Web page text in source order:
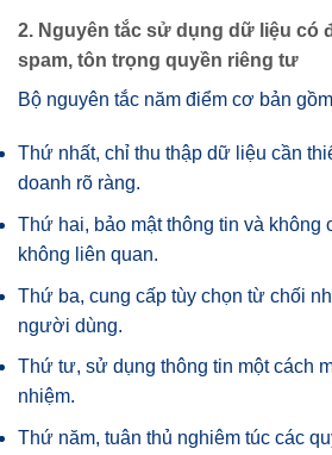
2. Nguyên tắc sử dụng dữ liệu có
spam, tôn trọng quyền riêng tư
Bộ nguyên tắc năm điểm cơ bản
Thứ nhất, chỉ thu thập dữ liệu cần
doanh rõ ràng.
Thứ hai, bảo mật thông tin và không
không liên quan.
Thứ ba, cung cấp tùy chọn từ chối
người dùng.
Thứ tư, sử dụng thông tin một cách
nhiệm.
Thứ năm, tuân thủ nghiêm túc các